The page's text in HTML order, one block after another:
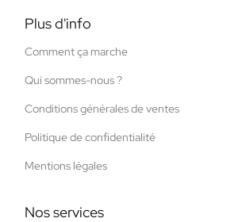
Plus d'info
Comment ça marche
Qui sommes-nous ?
Conditions générales de ventes
Politique de confidentialité
Mentions légales
Nos services